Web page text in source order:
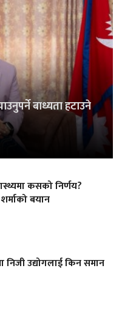
बाध्यता हटाउने
कसको निर्णय?
बयान
उद्योगलाई किन समान